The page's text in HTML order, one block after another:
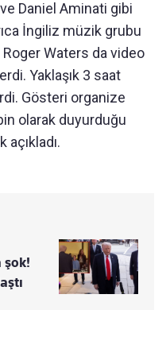
Daniel Aminati gibi
İngiliz müzik grubu
Roger Waters da video
Yaklaşık 3 saat
Gösteri organize
olarak duyurduğu
açıkladı.
şok!